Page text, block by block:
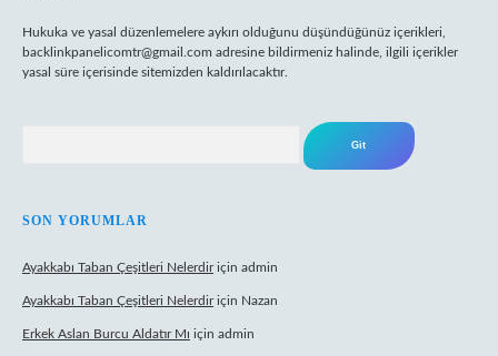
Hukuka ve yasal düzenlemelere aykırı olduğunu düşündüğünüz içerikleri,
backlinkpanelicomtr@gmail.com adresine bildirmeniz halinde, ilgili içerikler
yasal süre içerisinde sitemizden kaldırılacaktır.
SON YORUMLAR
Ayakkabı Taban Çeşitleri Nelerdiriçin admin
Ayakkabı Taban Çeşitleri Nelerdiriçin Nazan
Erkek Aslan Burcu Aldatır Mı için admin